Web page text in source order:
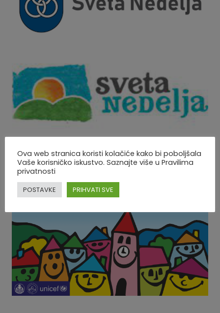
Ova web stranica koristi kolačiće kako bi poboljšala
Vaše korisničko iskustvo. Saznajte više u Pravilima
privatnosti
POSTAVKE PRIHVATI SVE